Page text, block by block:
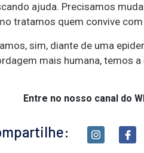
ajuda. Precisamos
tratamos quem convive com
sim, diante de uma
mais humana, temos
Entre no nosso canal do